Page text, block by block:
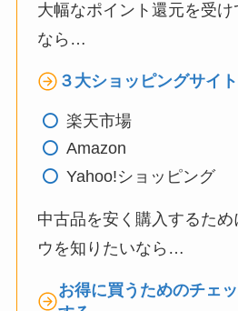
大幅なポイント還元を受
なら…
３大ショッピングサイト
楽天市場
Amazon
Yahoo!ショッピング
中古品を安く購入するた
ウを知りたいなら…
お得に買うためのチェ